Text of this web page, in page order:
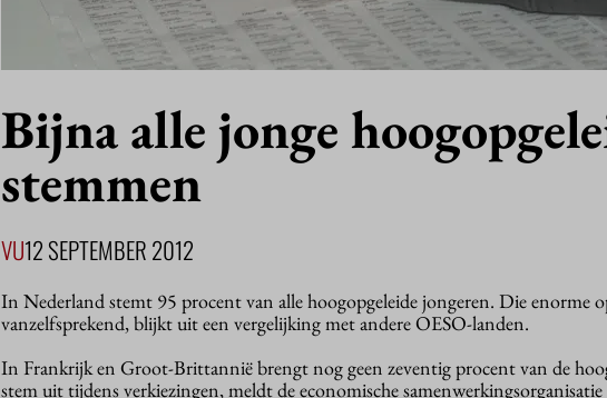
Bijna alle jonge
stemmen
VU12 SEPTEMBER 2012
In Nederland stemt 95 procent van alle hoogopgeleide jongeren. Die enorme
vanzelfsprekend, blijkt uit een vergelijking met andere OESO-landen.
In Frankrijk en Groot-Brittannië brengt nog geen zeventig procent van de
stem uit tijdens verkiezingen, meldt de economische